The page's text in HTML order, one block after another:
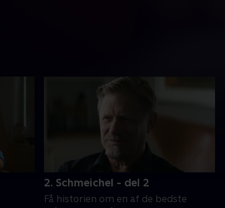
2. Schmeichel - del 2
Få historien om en af de bedste